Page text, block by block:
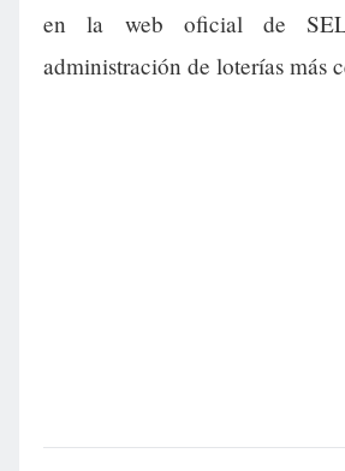
en la web oficial de
administración de loterías más